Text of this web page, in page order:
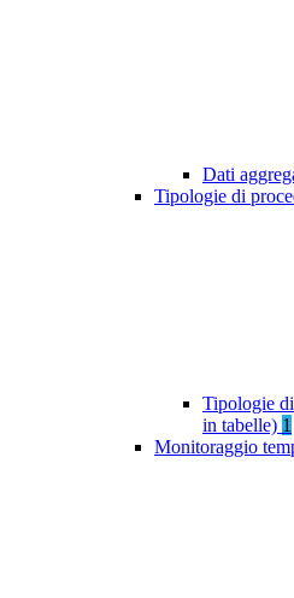
Dati
Tipologie di
Tipologie
in tabelle) 1
Monitoraggio